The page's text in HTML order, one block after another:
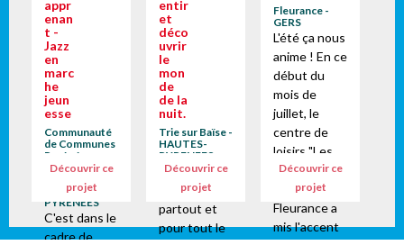
appr
enan
t -
Jazz
en
marc
he
jeun
esse
Communauté
de Communes
Pyrénées
Vallées des
HAUTES-
PYRENEES
C'est dans le
cadre de
Découvrir ce
projet
entir
et
déco
uvrir
le
mon
de
de la
nuit.
Trie sur Baïse -
HAUTES-
PYRENEES
Depuis
toujours,
partout et
pour tout le
Découvrir ce
projet
Fleurance -
GERS
L'été ça nous
anime ! En ce
début du
mois de
juillet, le
centre de
loisirs "Les
Petits
Princes" de
Fleurance a
mis l'accent
Découvrir ce
projet